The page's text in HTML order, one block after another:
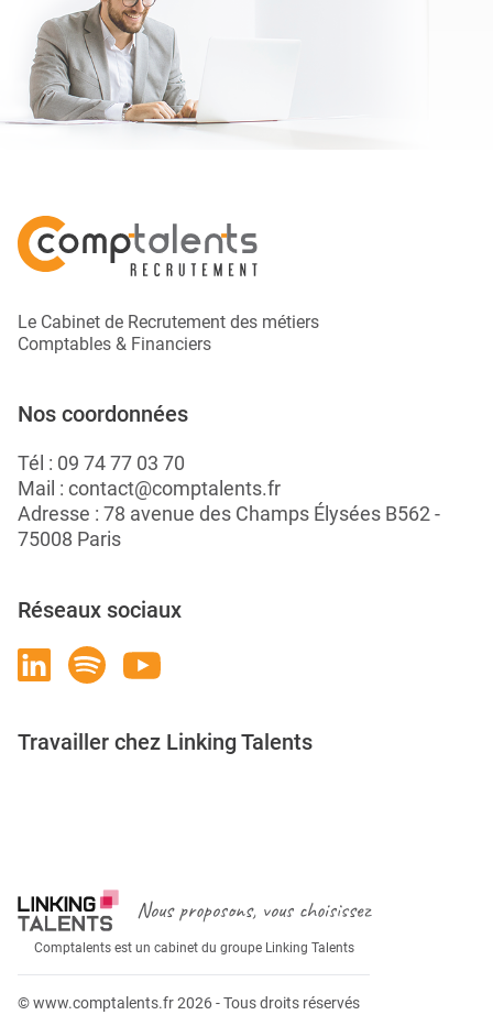
Le Cabinet de Recrutement des métiers
Comptables & Financiers
Nos coordonnées
Tél : 09 74 77 03 70
Mail : contact@comptalents.fr
Adresse : 78 avenue des Champs Élysées B562 -
75008 Paris
Réseaux sociaux
Travailler chez Linking Talents
Nous proposons, vous choisissez
Comptalents est un cabinet du groupe Linking Talents
© www.comptalents.fr 2026 - Tous droits réservés